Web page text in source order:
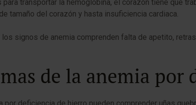
transportar la hemoglobina, el corazón tiene que
tamaño del corazón y hasta insuficiencia cardiaca.
signos de anemia comprenden falta de apetito,
de la anemia por